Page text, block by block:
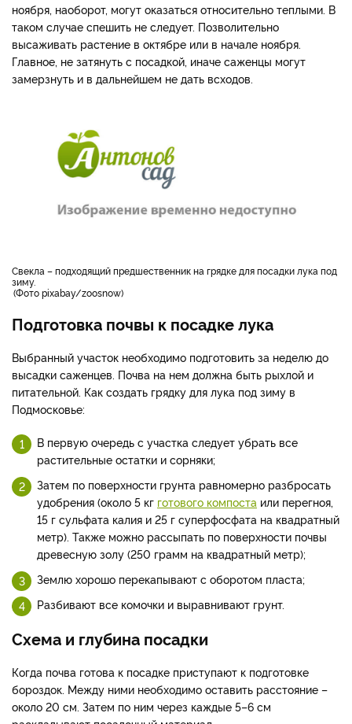
ноября, наоборот, могут оказаться относительно теплыми. В
таком случае спешить не следует. Позволительно
высаживать растение в октябре или в начале ноября.
Главное, не затянуть с посадкой, иначе саженцы могут
замерзнуть и в дальнейшем не дать всходов.
свекла – подходящий предшественник на грядке для посадки лука под
зиму.
Фото pixabay/zoosnow
Подготовка почвы к посадке лука
Выбранный участок необходимо подготовить за неделю до
высадки саженцев. Почва на нем должна быть рыхлой и
питательной. Как создать грядку для лука под зиму в
Подмосковье:
В первую очередь с участка следует убрать все
растительные остатки и сорняки;
Затем по поверхности грунта равномерно разбросать
удобрения (около 5 кг готового компоста или перегноя,
15 г сульфата калия и 25 г суперфосфата на квадратный
метр). Также можно рассыпать по поверхности почвы
древесную золу (250 грамм на квадратный метр);
Землю хорошо перекапывают с оборотом пласта;
Разбивают все комочки и выравнивают грунт.
Схема и глубина посадки
Когда почва готова к посадке приступают к подготовке
бороздок. Между ними необходимо оставить расстояние –
около 20 см. Затем по ним через каждые 5–6 см